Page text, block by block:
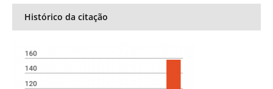
Histórico da citação